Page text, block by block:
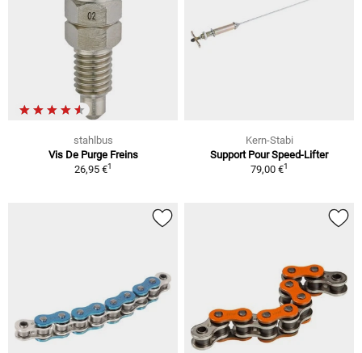
stahlbus
Vis De Purge Freins
26,95 €1
Kern-Stabi
Support Pour Speed-Lifter
79,00 €1